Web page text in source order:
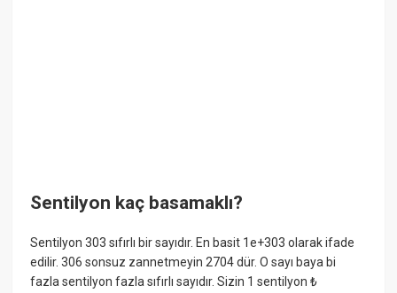
Sentilyon kaç basamaklı?
Sentilyon 303 sıfırlı bir sayıdır. En basit 1e+303 olarak ifade
edilir. 306 sonsuz zannetmeyin 2704 dür. O sayı baya bi
fazla sentilyon fazla sıfırlı sayıdır. Sizin 1 sentilyon ₺